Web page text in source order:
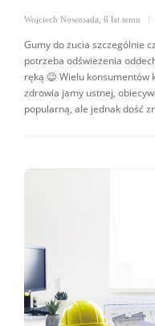
Wojciech Nowosada 6 lat temu
Gumy do żucia szczególnie
potrzeba odświeżenia
ręką 😉 Wielu konsumentów
zdrowia jamy ustnej,
popularną, ale jednak dość